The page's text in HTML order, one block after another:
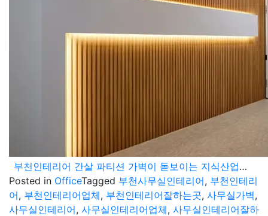
부천인테리어 간살 파티션 가벽이 돋보이는 지식산업센터 사무실
Posted in OfficeTagged 부천사무실인테리어, 부천인테리
어, 부천인테리어업체, 부천인테리어잘하는곳, 사무실가벽,
사무실인테리어, 사무실인테리어업체, 사무실인테리어잘하